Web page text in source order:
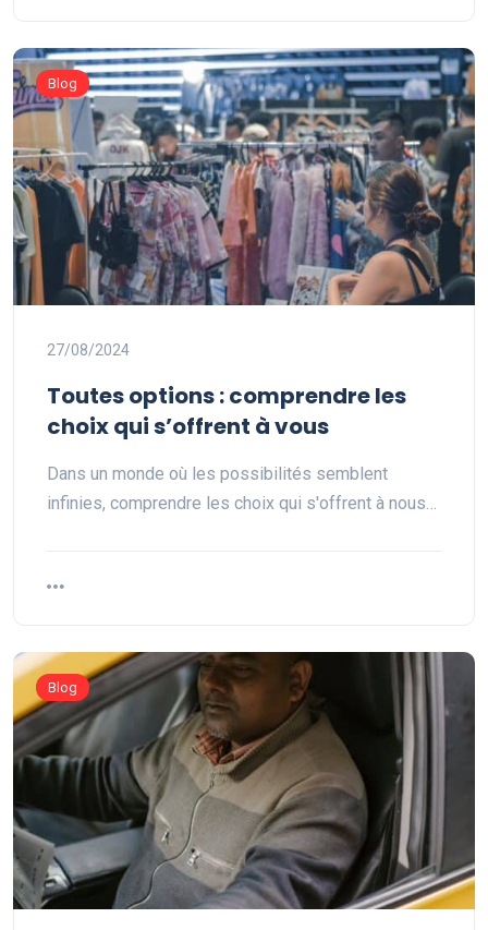
Blog
27/08/2024
Toutes options : comprendre les
choix qui s’offrent à vous
Dans un monde où les possibilités semblent
infinies, comprendre les choix qui s'offrent à nous…
Blog